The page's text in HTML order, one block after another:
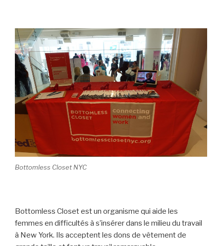
Bottomless Closet NYC
Bottomless Closet est un organisme qui aide les
femmes en difficultés à s’insérer dans le milieu du travail
à New York. Ils acceptent les dons de vêtement de